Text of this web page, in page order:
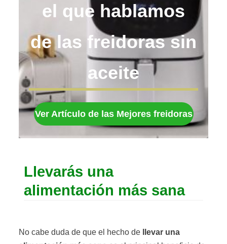
el que hablamos
de las freidoras sin
aceite
Ver Artículo de las Mejores freidoras
Llevarás una
alimentación más sana
No cabe duda de que el hecho de
llevar una